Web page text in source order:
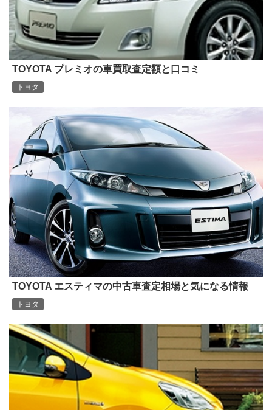
TOYOTA プレミオの車買取査定額と口コミ
トヨタ
TOYOTA エスティマの中古車査定相場と気になる情報
トヨタ